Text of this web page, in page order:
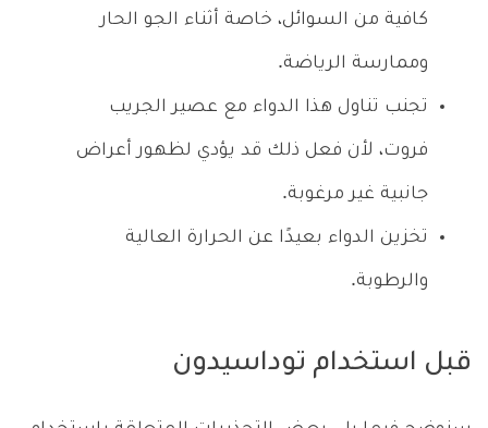
كافية من السوائل، خاصة أثناء الجو الحار
وممارسة الرياضة.
تجنب تناول هذا الدواء مع عصير الجريب
فروت، لأن فعل ذلك قد يؤدي لظهور أعراض
جانبية غير مرغوبة.
تخزين الدواء بعيدًا عن الحرارة العالية
والرطوبة.
قبل استخدام توداسيدون